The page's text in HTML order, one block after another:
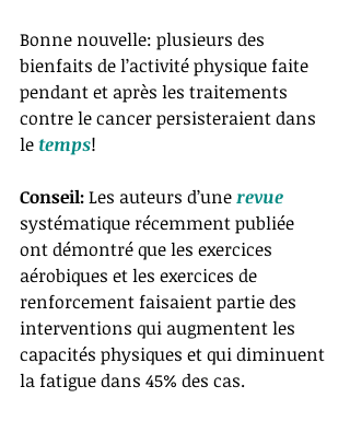
Bonne nouvelle: plusieurs des
bienfaits de l’activité physique faite
pendant et après les traitements
contre le cancer persisteraient dans
le temps!
Conseil: Les auteurs d’une revue
systématique récemment publiée
ont démontré que les exercices
aérobiques et les exercices de
renforcement faisaient partie des
interventions qui augmentent les
capacités physiques et qui diminuent
la fatigue dans 45% des cas.